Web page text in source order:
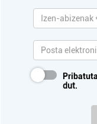
dut.